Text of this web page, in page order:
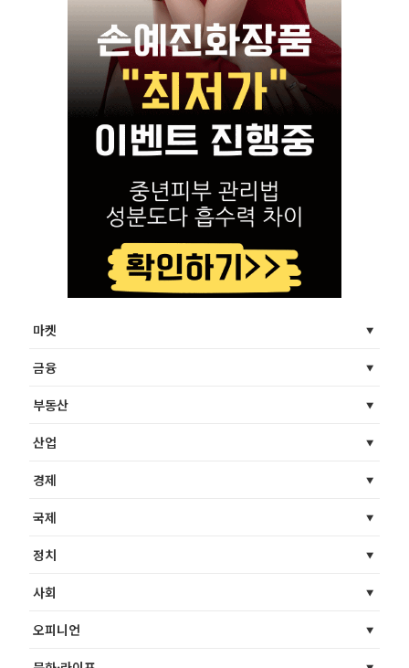
마켓
금융
부동산
산업
경제
국제
정치
사회
오피니언